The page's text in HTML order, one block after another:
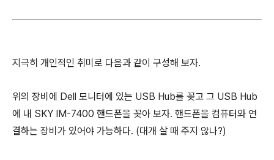
지극히 개인적인 취미로 다음과 같이 구성해 보자.
위의 장비에 Dell 모니터에 있는 USB Hub를 꽂고 그 USB Hub
에 내 SKY IM-7400 핸드폰을 꽂아 보자. 핸드폰을 컴퓨터와 연
결하는 장비가 있어야 가능하다. (대개 살 때 주지 않나?)